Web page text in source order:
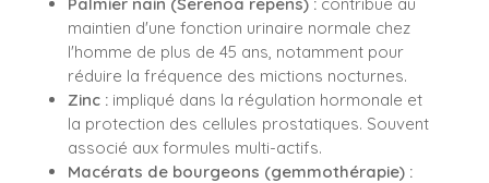
maintien d'une fonction urinaire normale chez
l'homme de plus de 45 ans, notamment pour
réduire la fréquence des mictions nocturnes.
Zinc : impliqué dans la régulation hormonale et
la protection des cellules prostatiques. Souvent
associé aux formules multi-actifs.
Macérats de bourgeons (gemmothérapie) :